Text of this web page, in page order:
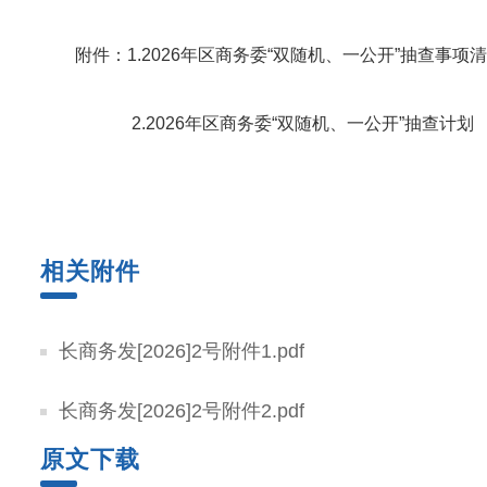
附件：1.2026年区商务委“双随机、一公开”抽查事项
2.2026年区商务委“双随机、一公开”抽查计划
相关附件
长商务发[2026]2号附件1.pdf
长商务发[2026]2号附件2.pdf
原文下载